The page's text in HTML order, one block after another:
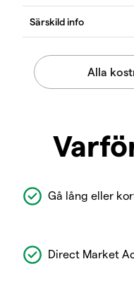
Gå lång eller
Direct Market